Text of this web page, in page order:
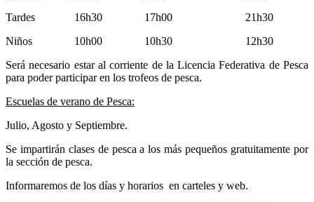
Tardes 16h30 17h00 21h30
Niños 10h00 10h30 12h30
Será necesario estar al corriente de la Licencia Federativa de Pesca
para poder participar en los trofeos de pesca.
Escuelas de verano de Pesca:
Julio, Agosto y Septiembre.
Se impartirán clases de pesca a los más pequeños gratuitamente por
la sección de pesca.
Informaremos de los días y horarios en carteles y web.